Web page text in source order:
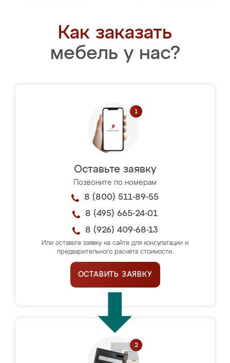
Как заказать
мебель у нас?
Оставьте заявку
Позвоните по номерам
8 (800) 511-89-55
8 (495) 665-24-01
8 (926) 409-68-13
Или оставьте заявку на сайте для консультации и
предварительного расчёта стоимости.
ОСТАВИТЬ ЗАЯВКУ